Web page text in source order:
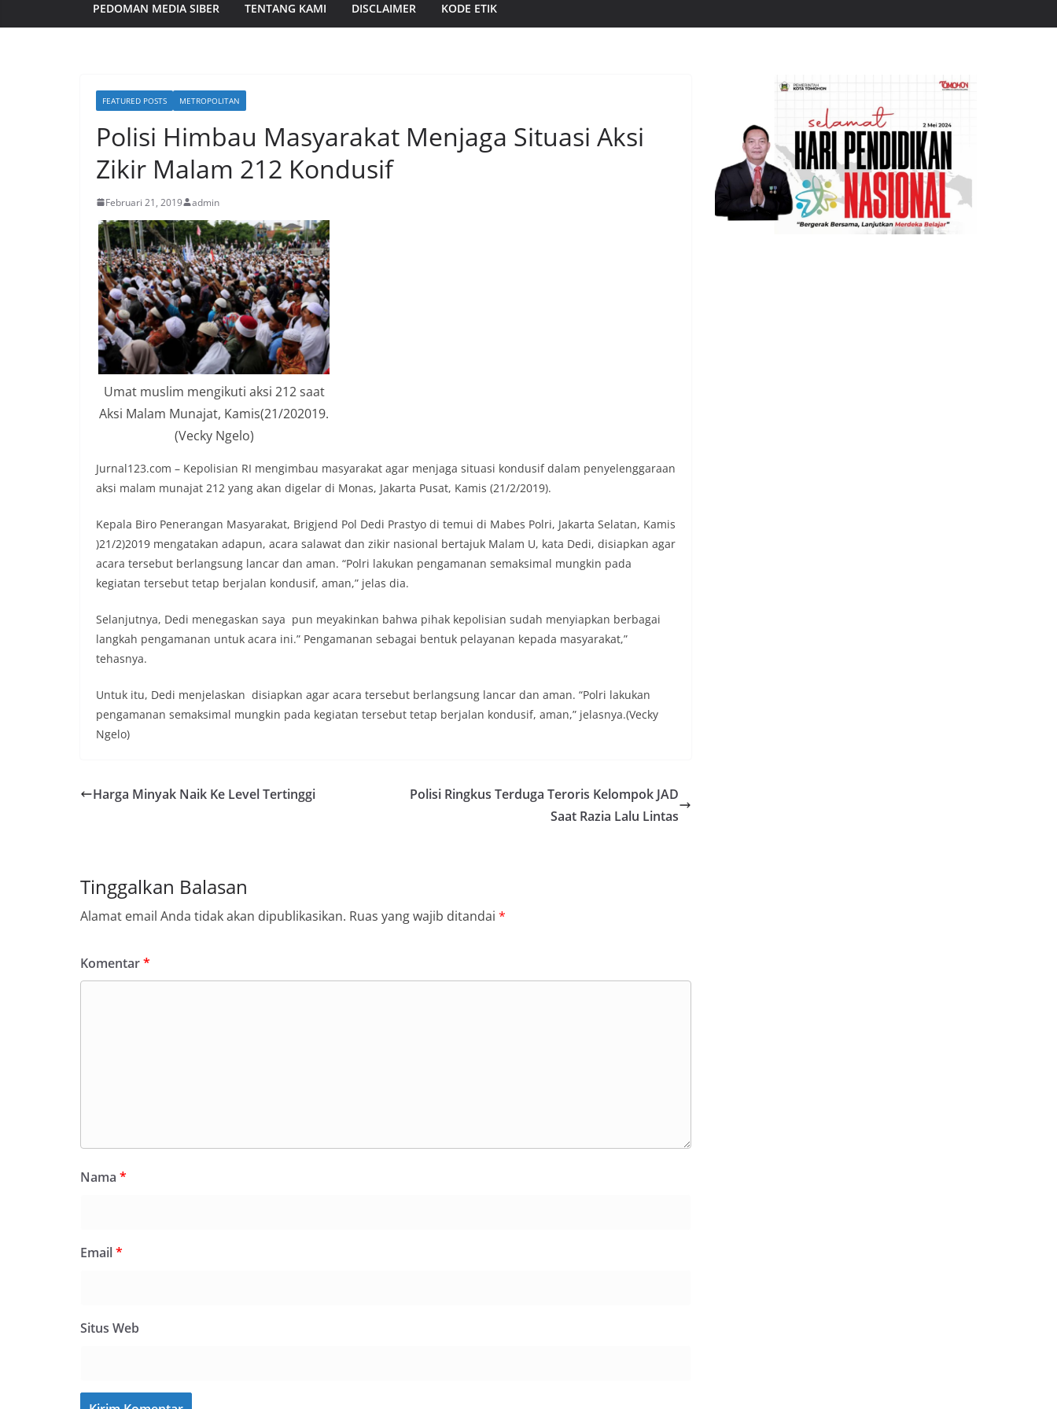
PEDOMAN MEDIA SIBER TENTANG KAMI DISCLAIMER KODE ETIK
FEATURED POSTS METROPOLITAN
Polisi Himbau Masyarakat Menjaga Situasi Aksi
Zikir Malam 212 Kondusif
Februari 21, 2019 admin
Umat muslim mengikuti aksi 212 saat
Aksi Malam Munajat, Kamis(21/202019.
(Vecky Ngelo)
Jurnal123.com – Kepolisian RI mengimbau masyarakat agar menjaga situasi kondusif dalam penyelenggaraan
aksi malam munajat 212 yang akan digelar di Monas, Jakarta Pusat, Kamis (21/2/2019).
Kepala Biro Penerangan Masyarakat, Brigjend Pol Dedi Prastyo di temui di Mabes Polri, Jakarta Selatan, Kamis
)21/2)2019 mengatakan adapun, acara salawat dan zikir nasional bertajuk Malam U, kata Dedi, disiapkan agar
acara tersebut berlangsung lancar dan aman. “Polri lakukan pengamanan semaksimal mungkin pada
kegiatan tersebut tetap berjalan kondusif, aman,” jelas dia.
Selanjutnya, Dedi menegaskan saya pun meyakinkan bahwa pihak kepolisian sudah menyiapkan berbagai
langkah pengamanan untuk acara ini.” Pengamanan sebagai bentuk pelayanan kepada masyarakat,”
tehasnya.
Untuk itu, Dedi menjelaskan disiapkan agar acara tersebut berlangsung lancar dan aman. “Polri lakukan
pengamanan semaksimal mungkin pada kegiatan tersebut tetap berjalan kondusif, aman,” jelasnya.(Vecky
Ngelo)
Harga Minyak Naik Ke Level Tertinggi
Polisi Ringkus Terduga Teroris Kelompok JAD
Saat Razia Lalu Lintas
Tinggalkan Balasan
Alamat email Anda tidak akan dipublikasikan. Ruas yang wajib ditandai *
Komentar*
Nama *
Email*
Situs Web